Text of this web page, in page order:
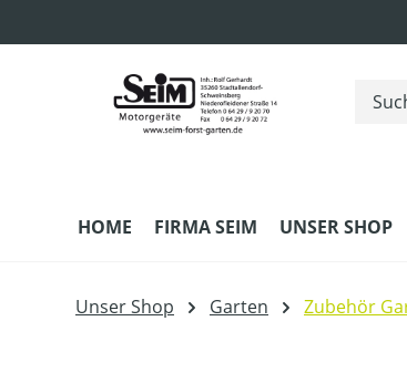
HOME FIRMA SEIM UNSER SHOP
Unser Shop Garten Zubehör